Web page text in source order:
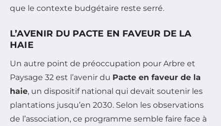
que le contexte budgétaire reste serré.
L’AVENIR DU PACTE EN FAVEUR DE LA
HAIE
Un autre point de préoccupation pour Arbre et
Paysage 32 est l’avenir du Pacte en faveur de la
haie, un dispositif national qui devait soutenir les
plantations jusqu’en 2030. Selon les observations
de l’association, ce programme semble faire face à